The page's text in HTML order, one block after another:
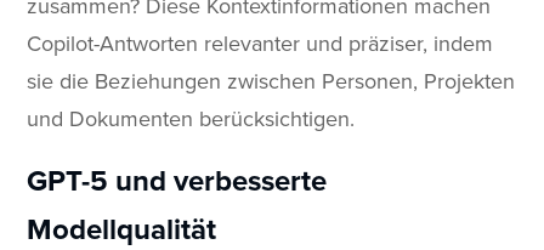
Copilot-Antworten relevanter und präziser, indem
sie die Beziehungen zwischen Personen, Projekten
und Dokumenten berücksichtigen.
GPT-5 und verbesserte
Modellqualität